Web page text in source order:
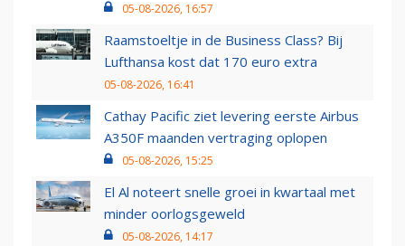
05-08-2026, 16:57
Raamstoeltje in de Business Class? Bij
Lufthansa kost dat 170 euro extra
05-08-2026, 16:41
Cathay Pacific ziet levering eerste Airbus
A350F maanden vertraging oplopen
05-08-2026, 15:25
El Al noteert snelle groei in kwartaal met
minder oorlogsgeweld
05-08-2026, 14:17